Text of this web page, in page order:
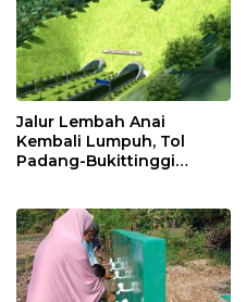
Perawatan Gigi
Jalur Lembah Anai
Kembali Lumpuh, Tol
Padang-Bukittinggi